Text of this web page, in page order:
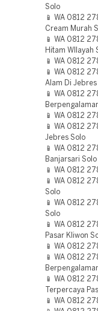
Solo
📱 WA 0812
Cream Murah
📱 WA 0812
Hitam WIlayah
📱 WA 0812
📱 WA 0812
Alam Di Jebres
📱 WA 0812
📱 WA 0812
📱 WA 0812
Jebres Solo
📱 WA 0812
Banjarsari Solo
📱 WA 0812
📱 WA 0812
Solo
📱 WA 0812
Solo
📱 WA 0812
Pasar Kliwon
📱 WA 0812
📱 WA 0812
📱 WA 0812
Terpercaya
📱 WA 0812